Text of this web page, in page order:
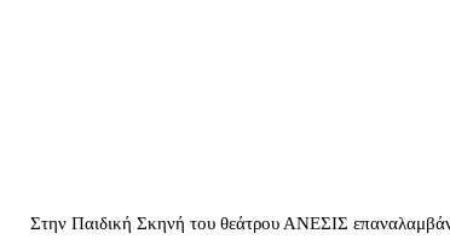
Στην Παιδική Σκηνή του θεάτρου ΑΝΕΣΙΣ